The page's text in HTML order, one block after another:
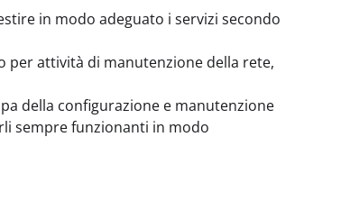
in modo adeguato i servizi secondo
per attività di manutenzione della rete,
della configurazione e manutenzione
sempre funzionanti in modo